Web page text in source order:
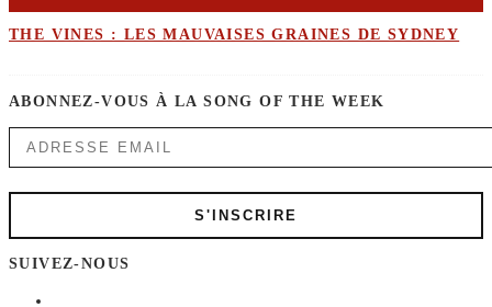
THE VINES : LES MAUVAISES GRAINES DE SYDNEY
ABONNEZ-VOUS À LA SONG OF THE WEEK
SUIVEZ-NOUS